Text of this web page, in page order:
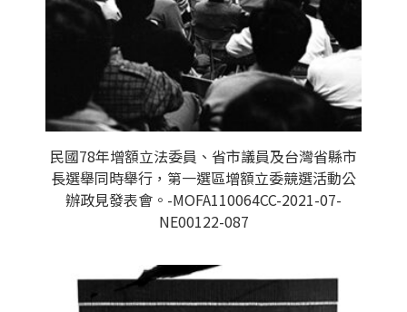
民國78年增額立法委員、省市議員及台灣省縣市
長選舉同時舉行，第一選區增額立委競選活動公
辦政見發表會。-MOFA110064CC-2021-07-
NE00122-087